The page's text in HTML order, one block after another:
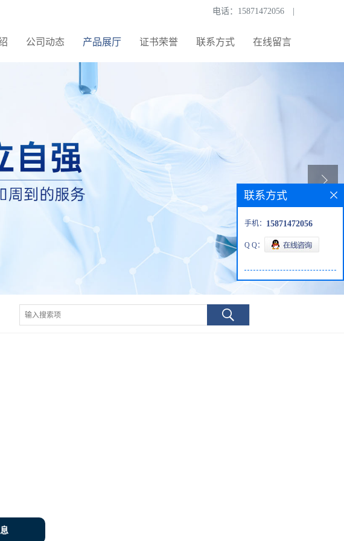
电话： 15871472056
公司动态 产品展厅 证书荣誉 联系方式 在线留言
联系方式
手机： 15871472056
Q Q：